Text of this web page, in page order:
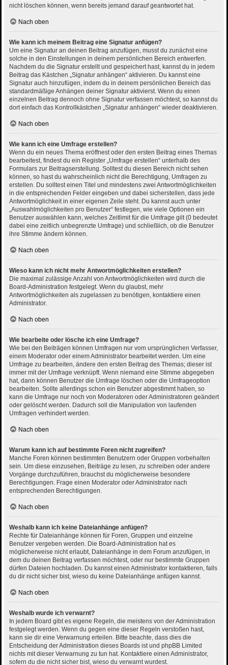
nicht löschen können, wenn bereits jemand darauf geantwortet hat.
Nach oben
Wie kann ich meinem Beitrag eine Signatur anfügen?
Um eine Signatur an deinen Beitrag anzufügen, musst du zunächst eine
solche in den Einstellungen in deinem persönlichen Bereich entwerfen.
Nachdem du die Signatur erstellt und gespeichert hast, kannst du in jedem
Beitrag das Kästchen „Signatur anhängen“ aktivieren. Du kannst eine
Signatur auch hinzufügen, indem du in deinem persönlichen Bereich das
standardmäßige Anhängen deiner Signatur aktivierst. Wenn du einen
einzelnen Beitrag dennoch ohne Signatur verfassen möchtest, so kannst du
dort einfach das Kontrollkästchen „Signatur anhängen“ wieder deaktivieren.
Nach oben
Wie kann ich eine Umfrage erstellen?
Wenn du ein neues Thema eröffnest oder den ersten Beitrag eines Themas
bearbeitest, findest du ein Register „Umfrage erstellen“ unterhalb des
Formulars zur Beitragserstellung. Solltest du diesen Bereich nicht sehen
können, so hast du wahrscheinlich nicht die Berechtigung, Umfragen zu
erstellen. Du solltest einen Titel und mindestens zwei Antwortmöglichkeiten
in die entsprechenden Felder eingeben und dabei sicherstellen, dass jede
Antwortmöglichkeit in einer eigenen Zeile steht. Du kannst auch unter
„Auswahlmöglichkeiten pro Benutzer“ festlegen, wie viele Optionen ein
Benutzer auswählen kann, welches Zeitlimit für die Umfrage gilt (0 bedeutet
dabei eine zeitlich unbegrenzte Umfrage) und schließlich, ob die Benutzer
ihre Stimme ändern können.
Nach oben
Wieso kann ich nicht mehr Antwortmöglichkeiten erstellen?
Die maximal zulässige Anzahl von Antwortmöglichkeiten wird durch die
Board-Administration festgelegt. Wenn du glaubst, mehr
Antwortmöglichkeiten als zugelassen zu benötigen, kontaktiere einen
Administrator.
Nach oben
Wie bearbeite oder lösche ich eine Umfrage?
Wie bei den Beiträgen können Umfragen nur vom ursprünglichen Verfasser,
einem Moderator oder einem Administrator bearbeitet werden. Um eine
Umfrage zu bearbeiten, ändere den ersten Beitrag des Themas; dieser ist
immer mit der Umfrage verknüpft. Wenn niemand eine Stimme abgegeben
hat, dann können Benutzer die Umfrage löschen oder die Umfrageoption
bearbeiten. Sollte allerdings schon ein Benutzer abgestimmt haben, so
kann die Umfrage nur noch von Moderatoren oder Administratoren geändert
oder gelöscht werden. Dadurch soll die Manipulation von laufenden
Umfragen verhindert werden.
Nach oben
Warum kann ich auf bestimmte Foren nicht zugreifen?
Manche Foren können bestimmten Benutzern oder Gruppen vorbehalten
sein. Um diese einzusehen, Beiträge zu lesen, zu schreiben oder andere
Vorgänge durchzuführen, brauchst du möglicherweise besondere
Berechtigungen. Frage einen Moderator oder Administrator nach
entsprechenden Berechtigungen.
Nach oben
Weshalb kann ich keine Dateianhänge anfügen?
Rechte für Dateianhänge können für Foren, Gruppen und einzelne
Benutzer vergeben werden. Die Board-Administration hat es
möglicherweise nicht erlaubt, Dateianhänge in dem Forum anzufügen, in
dem du deinen Beitrag verfassen möchtest, oder nur bestimmte Gruppen
dürfen Dateien hochladen. Du kannst einen Administrator kontaktieren, falls
du dir nicht sicher bist, wieso du keine Dateianhänge anfügen kannst.
Nach oben
Weshalb wurde ich verwarnt?
In jedem Board gibt es eigene Regeln, die meistens von der Administration
festgelegt werden. Wenn du gegen eine dieser Regeln verstoßen hast,
kann sie dir eine Verwarnung erteilen. Bitte beachte, dass dies die
Entscheidung der Administration dieses Boards ist und phpBB Limited
nichts mit dieser Verwarnung zu tun hat. Kontaktiere einen Administrator,
sofern du die nicht sicher bist, wieso du verwarnt wurdest.